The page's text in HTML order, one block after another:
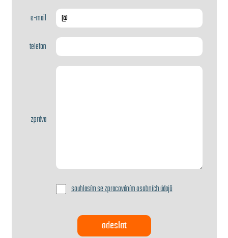
e-mail
telefon
zpráva
souhlasím se zpracováním osobních údajů